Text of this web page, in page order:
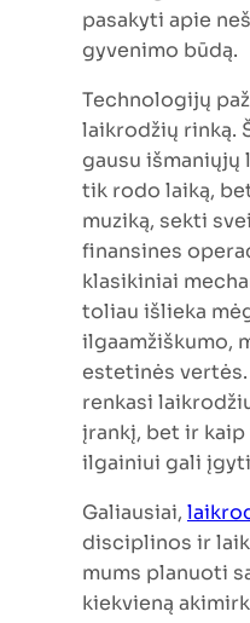
pasakyti apie
gyvenimo būdą.
Technologijų
laikrodžių rinką.
gausu išmaniųjų
tik rodo laiką,
muziką, sekti
finansines
klasikiniai
toliau išlieka
ilgaamžiškumo,
estetinės
renkasi
įrankį, bet ir
ilgainiui gali
Galiausiai,
disciplinos ir
mums planuoti
kiekvieną